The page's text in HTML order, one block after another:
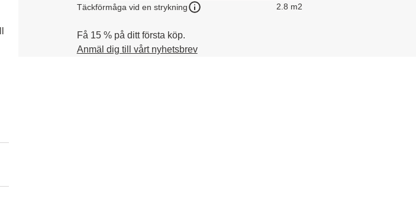
Täckförmåga vid en strykning
2.8 m2
Få 15 % på ditt första köp.
Anmäl dig till vårt nyhetsbrev